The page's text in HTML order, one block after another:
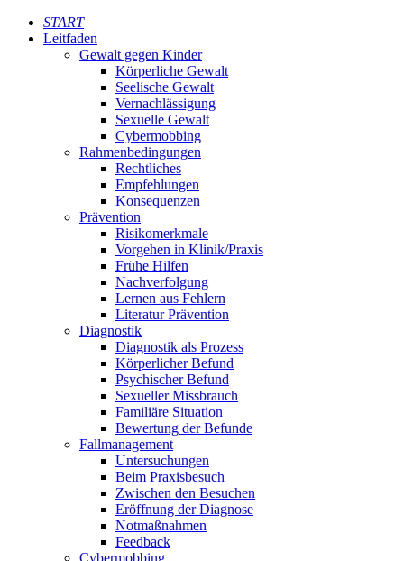
START
Leitfaden
Gewalt gegen Kinder
Körperliche Gewalt
Seelische Gewalt
Vernachlässigung
Sexuelle Gewalt
Cybermobbing
Rahmenbedingungen
Rechtliches
Empfehlungen
Konsequenzen
Prävention
Risikomerkmale
Vorgehen in Klinik/Praxis
Frühe Hilfen
Nachverfolgung
Lernen aus Fehlern
Literatur Prävention
Diagnostik
Diagnostik als Prozess
Körperlicher Befund
Psychischer Befund
Sexueller Missbrauch
Familiäre Situation
Bewertung der Befunde
Fallmanagement
Untersuchungen
Beim Praxisbesuch
Zwischen den Besuchen
Eröffnung der Diagnose
Notmaßnahmen
Feedback
Cybermobbing